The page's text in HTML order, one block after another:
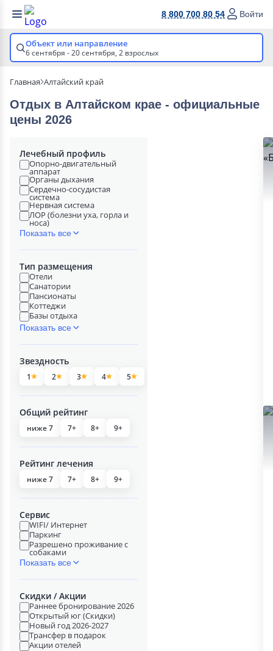
8 800 700 80 54 Войти
Объект или направление
6 сентября - 20 сентября, 2 взрослых
Главная Алтайский край
Отдых в Алтайском крае - официальные
цены 2026
Лечебный профиль
Опорно-двигательный
аппарат
Органы дыхания
Сердечно-сосудистая
система
Нервная система
ЛОР (болезни уха, горла и
носа)
Показать все
Тип размещения
Отели
Санатории
Пансионаты
Коттеджи
Базы отдыха
Показать все
Звездность
1 2 3 4 5
Общий рейтинг
ниже 7 7+ 8+ 9+
Рейтинг лечения
ниже 7 7+ 8+ 9+
Сервис
WIFI/ Интернет
Паркинг
Разрешено проживание с
собаками
Показать все
Скидки / Акции
Раннее бронирование 2026
Открытый юг (Скидки)
Новый год 2026-2027
Трансфер в подарок
Акции отелей